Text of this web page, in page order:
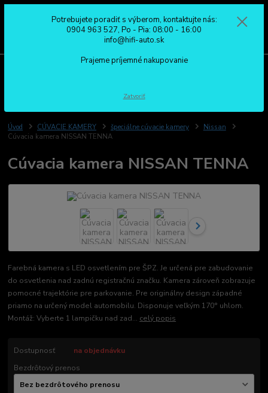
0904 963 527
Po - Pia: 08:00 - 16:00
Úvod CÚVACIE KAMERY špeciálne cúvacie kamery
Nissan
Cúvacia kamera NISSAN TENNA
Cúvacia kamera NISSAN TENNA
Farebná kamera s LED osvetlením pre ŠPZ. Je určená pre zabudovanie
do osvetlenia nad zadnú registračnú značku. Kamera zároveň zobrazuje
pomocné trajektórie pre parkovanie. Pre originálny design západné
priamo na určený model automobilu. Disponuje veľkým 170° uhlom.
Montáž: Vyberte 1 lampičku nad zad... celý popis
Dostupnosť
na objednávku
Bezdrôtový prenos
Potrebujete poradiť s výberom, kontaktujte nás:
0904 963 527, Po - Pia: 08:00 - 16:00
info@hifi-auto.sk
Prajeme príjemné nakupovanie
Zatvoriť